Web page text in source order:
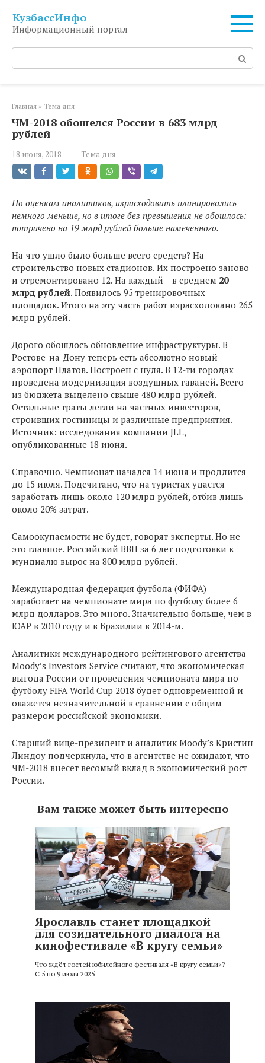
контенту
КузбассИнфо
Информационный портал
Поиск:
Главная » Тема дня
ЧМ-2018 обошелся России в 683 млрд
рублей
18 июня, 2018 Тема дня
По оценкам аналитиков, израсходовать планировались
немного меньше, но в итоге без превышения не обошлось:
потрачено на 19 млрд рублей больше намеченного.
На что ушло было больше всего средств? На
строительство новых стадионов. Их построено заново
и отремонтировано 12. На каждый – в среднем 20
млрд рублей. Появилось 95 тренировочных
площадок. Итого на эту часть работ израсходовано 265
млрд рублей.
Дорого обошлось обновление инфраструктуры. В
Ростове-на-Дону теперь есть абсолютно новый
аэропорт Платов. Построен с нуля. В 12-ти городах
проведена модернизация воздушных гаваней. Всего
из бюджета выделено свыше 480 млрд рублей.
Остальные траты легли на частных инвесторов,
строивших гостиницы и различные предприятия.
Источник: исследования компании JLL,
опубликованные 18 июня.
Справочно. Чемпионат начался 14 июня и продлится
до 15 июля. Подсчитано, что на туристах удастся
заработать лишь около 120 млрд рублей, отбив лишь
около 20% затрат.
Самоокупаемости не будет, говорят эксперты. Но не
это главное. Российский ВВП за 6 лет подготовки к
мундиалю вырос на 800 млрд рублей.
Международная федерация футбола (ФИФА)
заработает на чемпионате мира по футболу более 6
млрд долларов. Это много. Значительно больше, чем в
ЮАР в 2010 году и в Бразилии в 2014-м.
Аналитики международного рейтингового агентства
Moody’s Investors Service считают, что экономическая
выгода России от проведения чемпионата мира по
футболу FIFA World Cup 2018 будет одновременной и
окажется незначительной в сравнении с общим
размером российской экономики.
Старший вице-президент и аналитик Moody’s Кристин
Линдоу подчеркнула, что в агентстве не ожидают, что
ЧМ-2018 внесет весомый вклад в экономический рост
России.
Вам также может быть интересно
Тема дня
Ярославль станет площадкой
для созидательного диалога на
кинофестивале «В кругу семьи»
Что ждёт гостей юбилейного фестиваля «В кругу семьи»?
С 5 по 9 июля 2025